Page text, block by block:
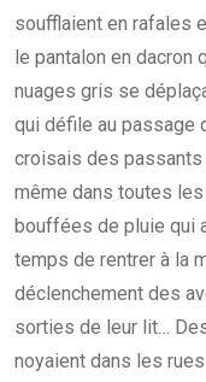
soufflaient en rafales
le pantalon en dacron
nuages gris se
qui défile au passage
croisais des passants
même dans toutes
bouffées de pluie qui
temps de rentrer à la
déclenchement des
sorties de leur lit…
noyaient dans les